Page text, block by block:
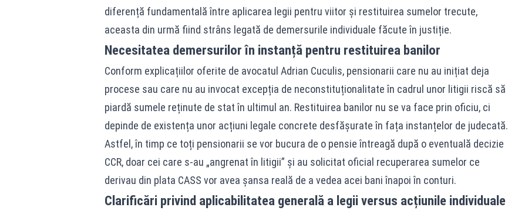
diferență fundamentală între aplicarea legii pentru viitor și restituirea sumelor trecute,
aceasta din urmă fiind strâns legată de demersurile individuale făcute în justiție.
Necesitatea demersurilor în instanță pentru restituirea banilor
Conform explicațiilor oferite de avocatul Adrian Cuculis, pensionarii care nu au inițiat deja
procese sau care nu au invocat excepția de neconstituționalitate în cadrul unor litigii riscă să
piardă sumele reținute de stat în ultimul an. Restituirea banilor nu se va face prin oficiu, ci
depinde de existența unor acțiuni legale concrete desfășurate în fața instanțelor de judecată.
Astfel, în timp ce toți pensionarii se vor bucura de o pensie întreagă după o eventuală decizie
CCR, doar cei care s-au „angrenat în litigii” și au solicitat oficial recuperarea sumelor ce
derivau din plata CASS vor avea șansa reală de a vedea acei bani înapoi în conturi.
Clarificări privind aplicabilitatea generală a legii versus acțiunile individuale